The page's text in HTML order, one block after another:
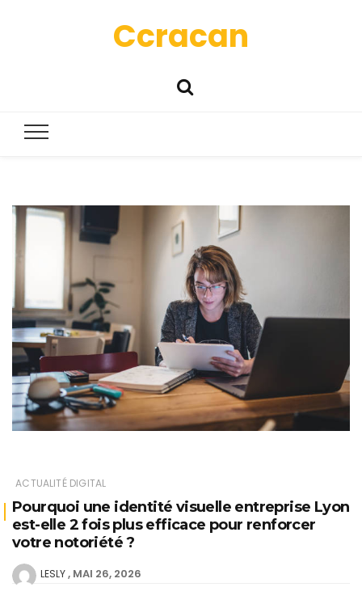
Ccracan
ACTUALITÉ DIGITAL
Pourquoi une identité visuelle entreprise Lyon
est-elle 2 fois plus efficace pour renforcer
votre notoriété ?
LESLY MAI 26, 2026